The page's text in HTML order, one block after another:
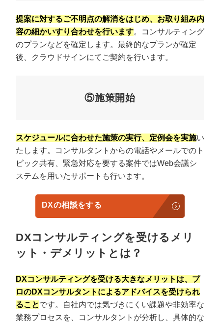
提案に対するご不明点の解消をはじめ、お取り組み内
容の細かいすり合わせを行います。コンサルティング
のプランなどを確定します。最終的なプランが確定
後、クラウドサインにてご契約を行います。
⑤施策開始
スケジュールに合わせた施策の実行、定例会を実施い
たします。コンサルタントからの電話やメールでのト
ピック共有、緊急対応を要する案件ではWeb会議シ
ステムを用いたサポートも行います。
DXの相談をする
DXコンサルティングを受けるメリ
ット・デメリットとは？
DXコンサルティングを受ける大きなメリットは、プ
ロのDXコンサルタントによるアドバイスを受けられ
ることです。自社内では気づきにくい課題や非効率な
業務プロセスを、コンサルタントが分析し、具体的な